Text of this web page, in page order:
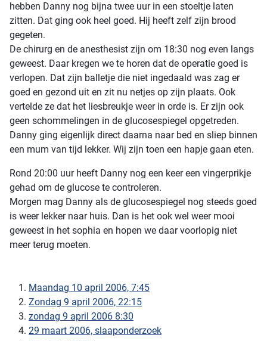
hebben Danny nog bijna twee uur in een stoeltje laten
zitten. Dat ging ook heel goed. Hij heeft zelf zijn brood
gegeten.
De chirurg en de anesthesist zijn om 18:30 nog even langs
geweest. Daar kregen we te horen dat de operatie goed is
verlopen. Dat zijn balletje die niet ingedaald was zag er
goed en gezond uit en zit nu netjes op zijn plaats. Ook
vertelde ze dat het liesbreukje weer in orde is. Er zijn ook
geen schommelingen in de glucosespiegel opgetreden.
Danny ging eigenlijk direct daarna naar bed en sliep binnen
een mum van tijd lekker. Wij zijn toen een hapje gaan eten.
Rond 20:00 uur heeft Danny nog een keer een vingerprikje
gehad om de glucose te controleren.
Morgen mag Danny als de glucosespiegel nog steeds goed
is weer lekker naar huis. Dan is het ook wel weer mooi
geweest in het sophia en hopen we daar voorlopig niet
meer terug moeten.
Maandag 10 april 2006, 7:45
Zondag 9 april 2006, 22:15
zondag 9 april 2006 8:30
29 maart 2006, slaaponderzoek